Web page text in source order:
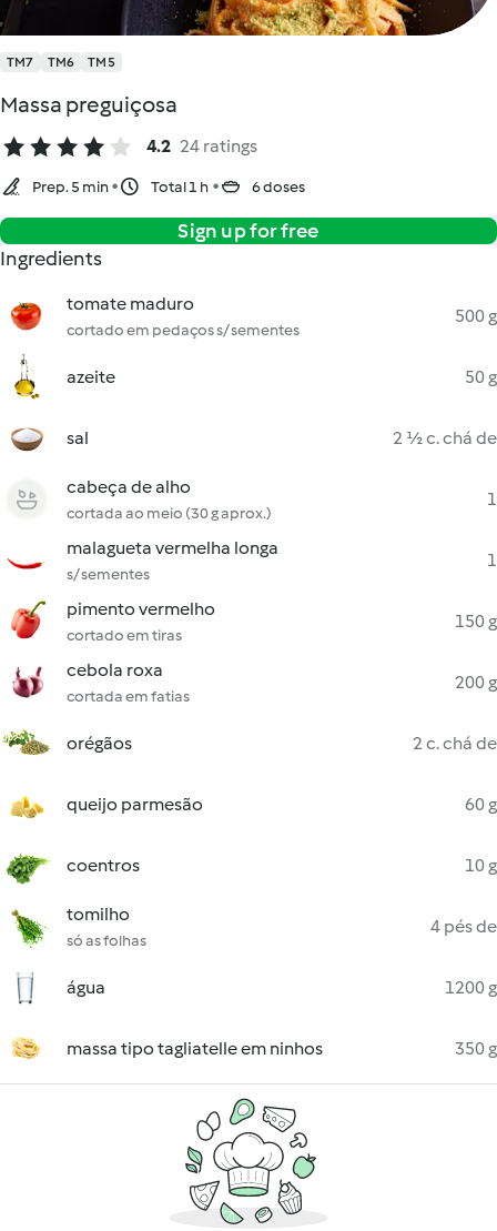
TM7 TM6 TM5
Massa preguiçosa
4.2 24 ratings
Prep. 5 min Total 1 h 6 doses
Sign up for free
Ingredients
tomate maduro
cortado em pedaços s/ sementes
500 g
azeite 50 g
sal 2 ½ c. chá de
cabeça de alho
cortada ao meio (30 g aprox.)
1
malagueta vermelha longa
s/ sementes
1
pimento vermelho
cortado em tiras
150 g
cebola roxa
cortada em fatias
200 g
orégãos 2 c. chá de
queijo parmesão 60 g
coentros 10 g
tomilho
só as folhas
4 pés de
água 1200 g
massa tipo tagliatelle em ninhos 350 g